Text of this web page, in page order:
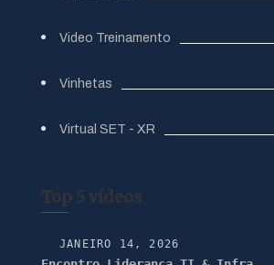
Video Treinamento
Vinhetas
Virtual SET - XR
Top 5 vídeos
JANEIRO 14, 2026